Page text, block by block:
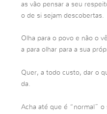
as vão pensar a seu
o de si sejam descobertas.
Olha para o povo e não o
a para olhar para a sua
Quer, a todo custo, dar o
da.
Acha até que é “normal”